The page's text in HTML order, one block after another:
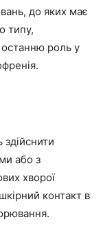
до яких має
типу,
роль у
або з
хворої
контакт в